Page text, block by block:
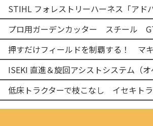
プロ用ガーデンカッター スチール